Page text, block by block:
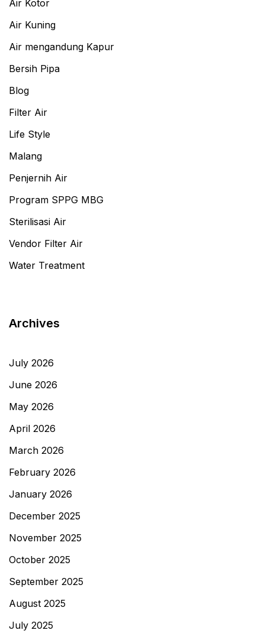
Air Kotor
Air Kuning
Air mengandung Kapur
Bersih Pipa
Blog
Filter Air
Life Style
Malang
Penjernih Air
Program SPPG MBG
Sterilisasi Air
Vendor Filter Air
Water Treatment
Archives
July 2026
June 2026
May 2026
April 2026
March 2026
February 2026
January 2026
December 2025
November 2025
October 2025
September 2025
August 2025
July 2025